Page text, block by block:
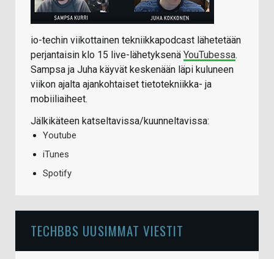
io-techin viikottainen tekniikkapodcast lähetetään
perjantaisin klo 15 live-lähetyksenä YouTubessa.
Sampsa ja Juha käyvät keskenään läpi kuluneen
viikon ajalta ajankohtaiset tietotekniikka- ja
mobiiliaiheet.
Jälkikäteen katseltavissa/kuunneltavissa:
Youtube
iTunes
Spotify
TECHBBS UUSIMMAT VIESTIT